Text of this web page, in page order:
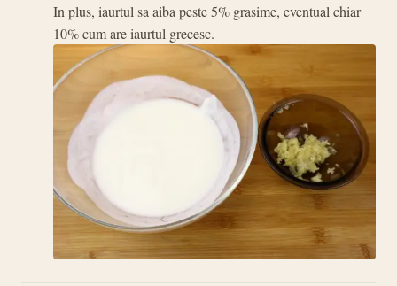
In plus, iaurtul sa aiba peste 5% grasime, eventual chiar
10% cum are iaurtul grecesc.